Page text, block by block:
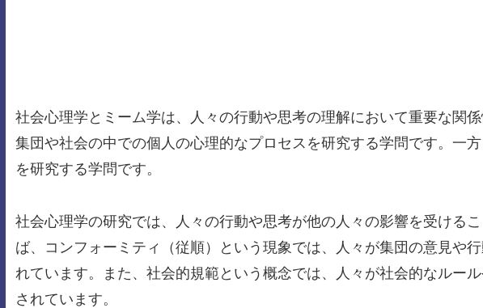
社会心理学とミーム学は、人々の行動や思考の理解において重要な関
集団や社会の中での個人の心理的なプロセスを研究する学問です。一
を研究する学問です。
社会心理学の研究では、人々の行動や思考が他の人々の影響を受ける
ば、コンフォーミティ（従順）という現象では、人々が集団の意見や
れています。また、社会的規範という概念では、人々が社会的なルー
されています。